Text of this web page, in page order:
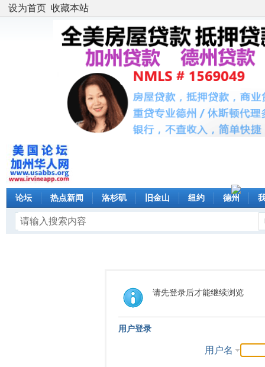
设为首页 收藏本站
论坛 热点新闻 洛杉矶 旧金山 纽约 德州
请先登录后才能继续浏览
用户登录
用户名